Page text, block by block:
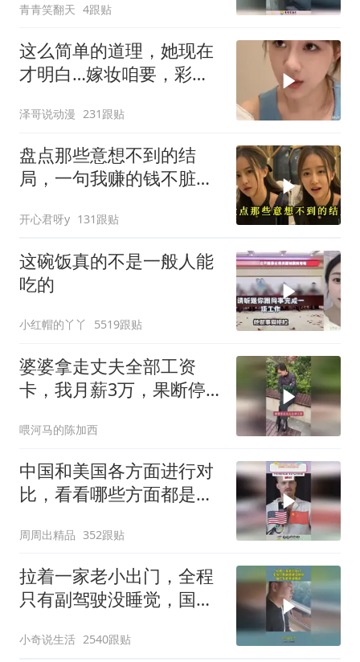
青青笑翻天 4跟贴
这么简单的道理，她现在
才明白…嫁妆咱要，彩礼
泽哥说动漫 231跟贴
盘点那些意想不到的结
局，一句我赚的钱不脏，
开心君呀y 131跟贴
这碗饭真的不是一般人能
吃的
小红帽的丫丫 5519跟贴
婆婆拿走丈夫全部工资
卡，我月薪3万，果断停
喂河马的陈加西
中国和美国各方面进行对
比，看看哪些方面都是谁
周周出精品 352跟贴
拉着一家老小出门，全程
只有副驾驶没睡觉，国产
小奇说生活 2540跟贴